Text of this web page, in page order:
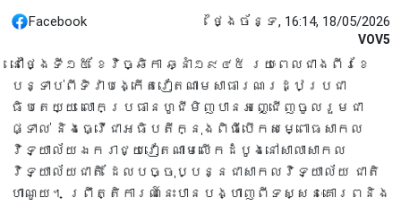
Facebook ថ្ងៃច័ន្ទ, 16:14, 18/05/2026
VOV5
នៅថ្ងៃទី១៥ ខែវិច្ឆិកា ឆ្នាំ១៩៤៥ រយៈពេលជាងពីរខែ
បន្ទាប់ពីទិវាបង្កើតវៀតណាមសាធារណរដ្ឋប្រជា
ធិបតេយ្យ លោកប្រធានហូជីមិញបានអញ្ជើញចូលរួមជា
ផ្ទាល់ និងធ្វើជាអធិបតីក្នុងពិធីបើកសម្ពោធសាកល
វិទ្យាល័យឯករាជ្យវៀតណាមលើកដំបូងនៅសាលាសាកល
វិទ្យាល័យជាតិ ដែលបច្ចុប្បន្នជាសាកលវិទ្យាល័យ ជាតិ
ហាណូយ។ ព្រឹត្តិការណ៍នេះបានបង្ហាញពីទស្សនៈគោរពនិង